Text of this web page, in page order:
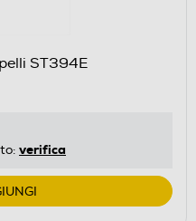
ST394E
verifica